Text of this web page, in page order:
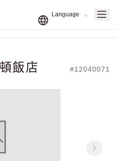
飯店 #12040071